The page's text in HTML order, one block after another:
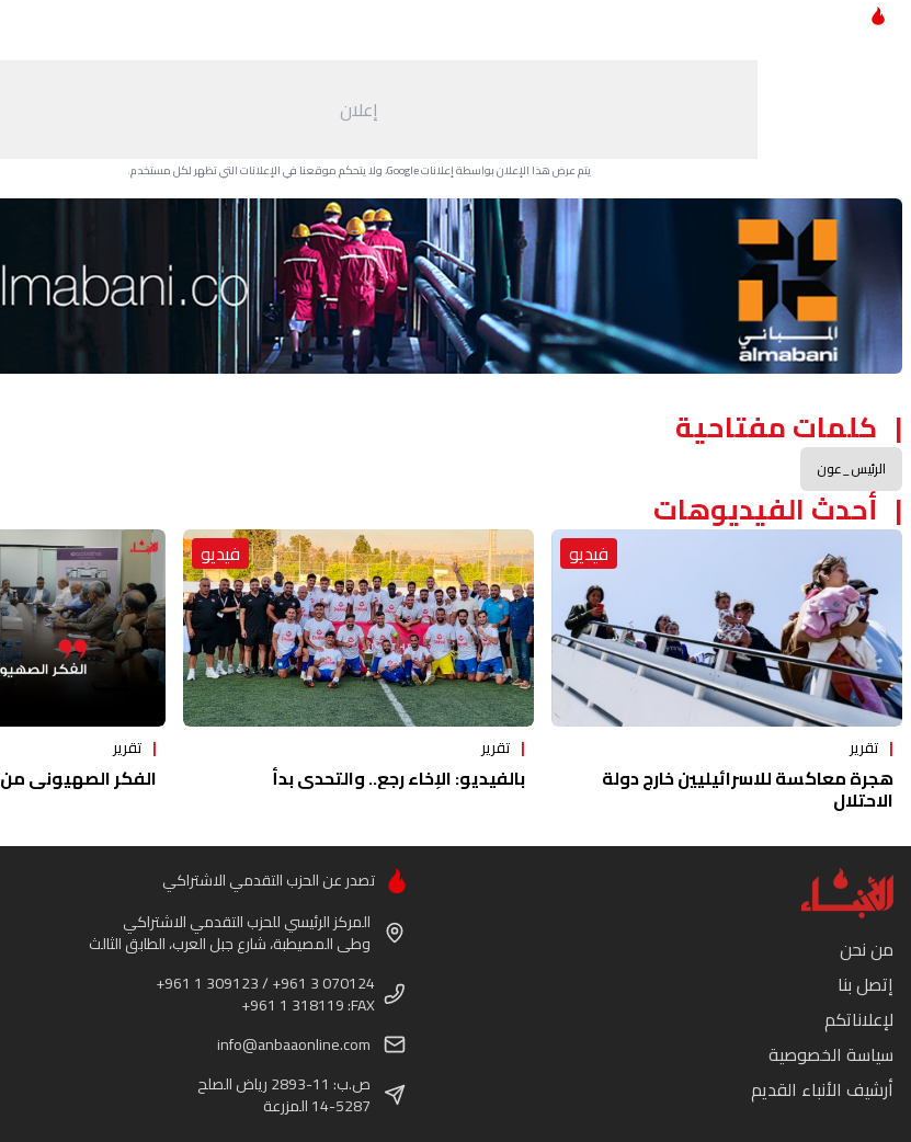
إعلان
يتم عرض هذا الإعلان بواسطة إعلانات Google، ولا يتحكم موقعنا في الإعلانات التي تظهر لكل مستخدم.
Advertisement Section
كلمات مفتاحية
الرئيس_عون
أحدث الفيديوهات
فيديو
تقرير
هجرة معاكسة للاسرائيليين خارج دولة
الاحتلال
فيديو
تقرير
بالفيديو: الإخاء رجع.. والتحدي بدأ
تقرير
الفكر الصهيوني من
من نحن
إتصل بنا
لإعلاناتكم
سياسة الخصوصية
أرشيف الأنباء القديم
تصدر عن الحزب التقدمي الاشتراكي
المركز الرئيسي للحزب التقدمي الاشتراكي
وطى المصيطبة، شارع جبل العرب، الطابق الثالث
+961 1 309123 / +961 3 070124
+961 1 318119 :FAX
info@anbaaonline.com
ص.ب: 11-2893 رياض الصلح
14-5287 المزرعة